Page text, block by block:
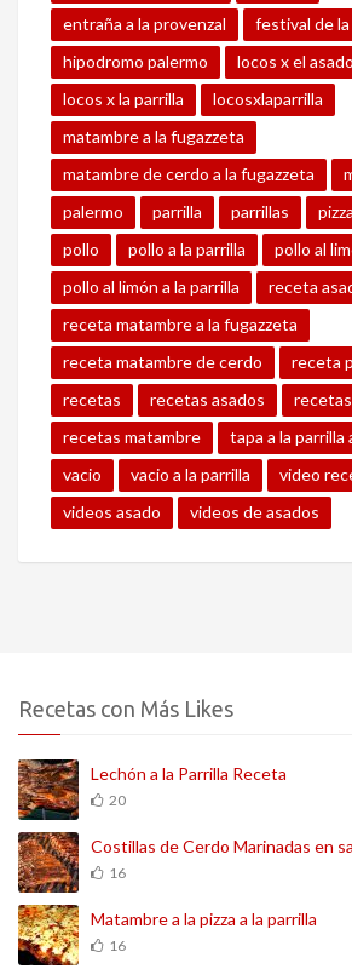
entraña a la provenzal
festival de
hipodromo palermo
locos x el asado
locos x la parrilla
locosxlaparrilla
matambre a la fugazzeta
matambre de cerdo a la fugazzeta
palermo
parrilla parrillas
pollo
pollo a la parrilla
pollo al
pollo al limón a la parrilla
receta
receta matambre a la fugazzeta
receta matambre de cerdo
receta
recetas
recetas asados
recetas matambre
tapa a la parrilla
vacio
vacio a la parrilla
video
videos asado
videos de asados
Recetas con Más Likes
Lechón a la Parrilla Receta
20
Costillas de Cerdo Marinadas en
16
Matambre a la pizza a la parrilla
16